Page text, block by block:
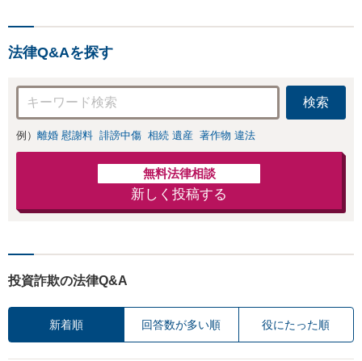
お店の風評被害対
応可：開示請求の
意見照会が来たと
きの対処法、被害
者との示談交渉
法律Q&Aを探す
検索
例） 離婚 慰謝料 誹謗中傷 相続 遺産 著作物 違法
無料法律相談
新しく投稿する
投資詐欺の法律Q&A
新着順 回答数が多い順 役にたった順